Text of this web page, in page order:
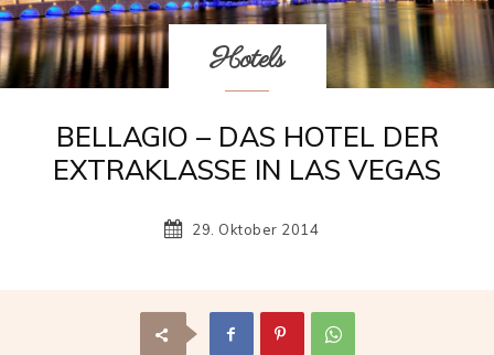
Das
Reisemagazin
mit
Hotels
BELLAGIO – DAS HOTEL DER
EXTRAKLASSE IN LAS VEGAS
29. Oktober 2014